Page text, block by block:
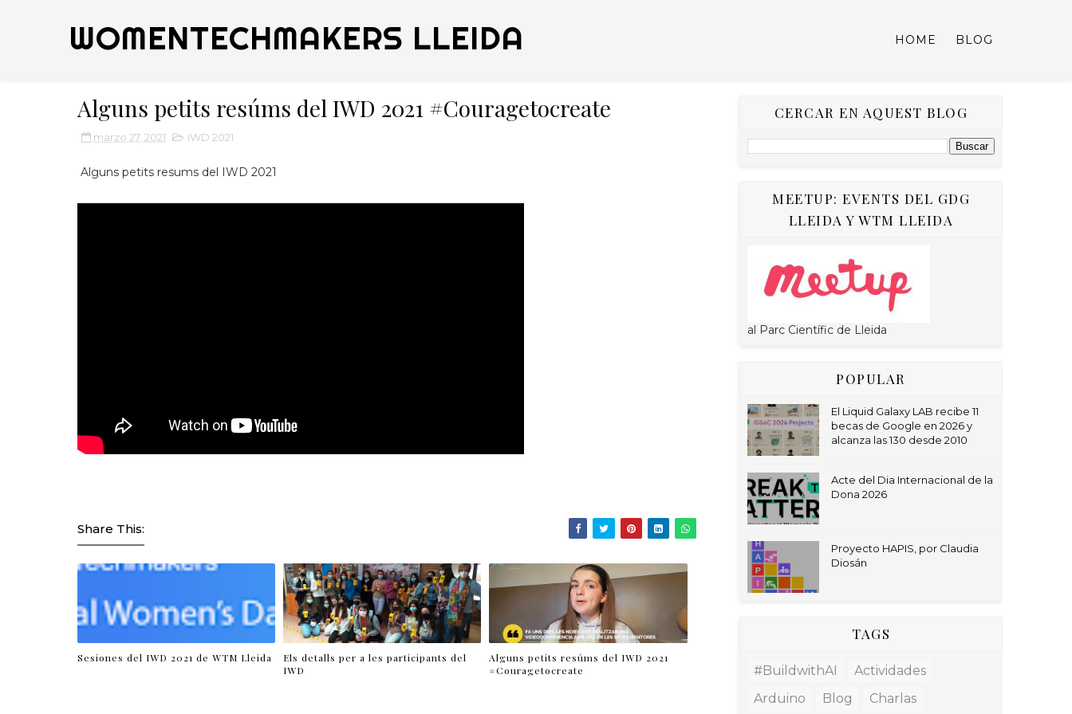
WOMENTECHMAKERS LLEIDA HOME BLOG
Alguns petits resúms del IWD 2021 #Couragetocreate
marzo 27, 2021 IWD 2021
Alguns petits resums del IWD 2021
Share This:
Sesiones del IWD 2021 de WTM Lleida
Els detalls per a les participants del
IWD
Alguns petits resúms del IWD 2021
#Couragetocreate
CERCAR EN AQUEST BLOG
MEETUP: EVENTS DEL GDG
LLEIDA Y WTM LLEIDA
al Parc Científic de Lleida
POPULAR
El Liquid Galaxy LAB recibe 11
becas de Google en 2026 y
alcanza las 130 desde 2010
Acte del Dia Internacional de la
Dona 2026
Proyecto HAPIS, por Claudia
Diosán
TAGS
#BuildwithAI
Actividades
Arduino
Blog
Charlas